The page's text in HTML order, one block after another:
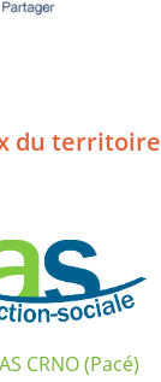
du territoire
CRNO (Pacé)